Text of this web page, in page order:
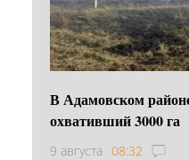
В Адамовском
охвативший 3000 га
9 августа 08:32